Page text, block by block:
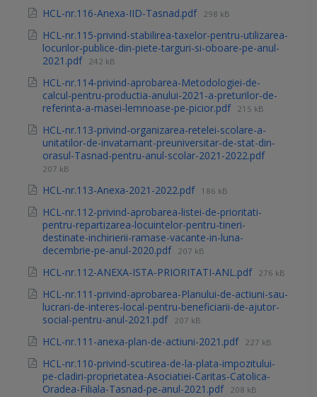
HCL-nr.116-Anexa-IID-Tasnad.pdf 298 kB
HCL-nr.115-privind-stabilirea-taxelor-pentru-utilizarea-
locurilor-publice-din-piete-targuri-si-oboare-pe-anul-
2021.pdf 242 kB
HCL-nr.114-privind-aprobarea-Metodologiei-de-
calcul-pentru-productia-anului-2021-a-preturilor-de-
referinta-a-masei-lemnoase-pe-picior.pdf 215 kB
HCL-nr.113-privind-organizarea-retelei-scolare-a-
unitatilor-de-invatamant-preuniversitar-de-stat-din-
orasul-Tasnad-pentru-anul-scolar-2021-2022.pdf
207 kB
HCL-nr.113-Anexa-2021-2022.pdf 186 kB
HCL-nr.112-privind-aprobarea-listei-de-prioritati-
pentru-repartizarea-locuintelor-pentru-tineri-
destinate-inchirierii-ramase-vacante-in-luna-
decembrie-pe-anul-2020.pdf 207 kB
HCL-nr.112-ANEXA-ISTA-PRIORITATI-ANL.pdf 276 kB
HCL-nr.111-privind-aprobarea-Planului-de-actiuni-sau-
lucrari-de-interes-local-pentru-beneficiarii-de-ajutor-
social-pentru-anul-2021.pdf 207 kB
HCL-nr.111-anexa-plan-de-actiuni-2021.pdf 227 kB
HCL-nr.110-privind-scutirea-de-la-plata-impozitului-
pe-cladiri-proprietatea-Asociatiei-Caritas-Catolica-
Oradea-Filiala-Tasnad-pe-anul-2021.pdf 208 kB